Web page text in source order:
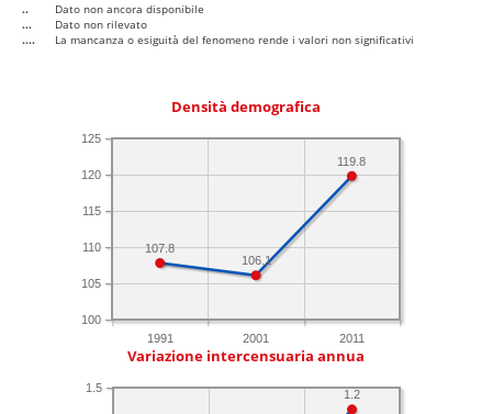
..
Dato non ancora disponibile
...
Dato non rilevato
....
La mancanza o esiguità del fenomeno rende i valori non significativi
Densità demografica
1991 2001 2011
100
105
110
115
120
125
119.8
106.1
107.8
Variazione intercensuaria annua
1.5
1.2